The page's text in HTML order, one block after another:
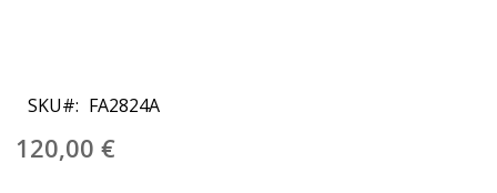
comienzo
de
la
SKU FA2824A
120,00 €